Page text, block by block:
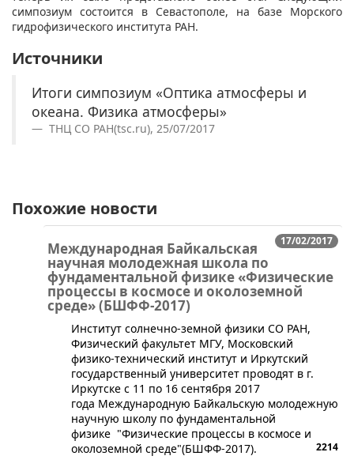
симпозиум состоится в Севастополе, на базе Морского
гидрофизического института РАН.
Источники
Итоги симпозиум «Оптика атмосферы и
океана. Физика атмосферы»
ТНЦ СО РАН(tsc.ru), 25/07/2017
Похожие новости
17/02/2017
Международная Байкальская
научная молодежная школа по
фундаментальной физике «Физические
процессы в космосе и околоземной
среде» (БШФФ-2017)
​Институт солнечно-земной физики СО РАН,
Физический факультет МГУ, Московский
физико-технический институт и Иркутский
государственный университет проводят в г.
Иркутске c 11 по 16 сентября 2017
года Международную Байкальскую молодежную
научную школу по фундаментальной
физике "Физические процессы в космосе и
околоземной среде"(БШФФ-2017).
2214